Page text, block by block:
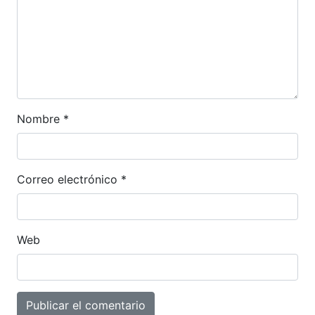
Nombre *
Correo electrónico *
Web